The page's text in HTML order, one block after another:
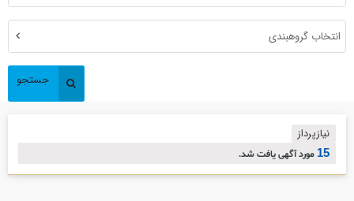
انتخاب گروهبندی
جستجو
نیازپرداز
15 مورد آگهی یافت شد.